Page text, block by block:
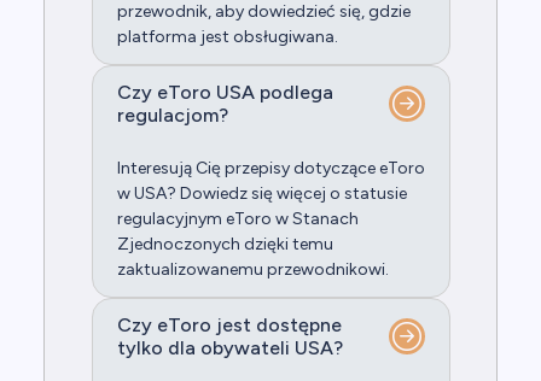
przewodnik, aby dowiedzieć się, gdzie
platforma jest obsługiwana.
Czy eToro USA podlega
regulacjom?
Interesują Cię przepisy dotyczące eToro
w USA? Dowiedz się więcej o statusie
regulacyjnym eToro w Stanach
Zjednoczonych dzięki temu
zaktualizowanemu przewodnikowi.
Czy eToro jest dostępne
tylko dla obywateli USA?